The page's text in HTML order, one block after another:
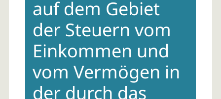
auf dem Gebiet
der Steuern vom
Einkommen und
vom Vermögen in
der durch das